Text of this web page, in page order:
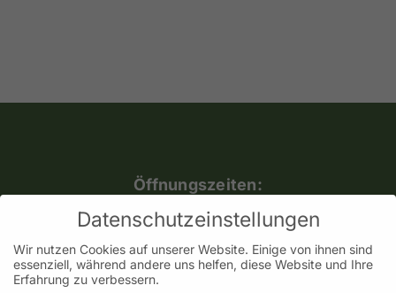
Öffnungszeiten:
Mo, Mi, Do, Fr.: 9:30 – 18:00 Uhr
(Adventssamstage bis 16:00 Uhr geöffnet)
Datenschutzeinstellungen
Wir nutzen Cookies auf unserer Website. Einige von ihnen sind
essenziell, während andere uns helfen, diese Website und Ihre
Erfahrung zu verbessern.